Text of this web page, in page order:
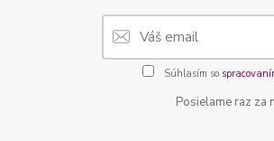
Súhlasím so
Posielame raz za